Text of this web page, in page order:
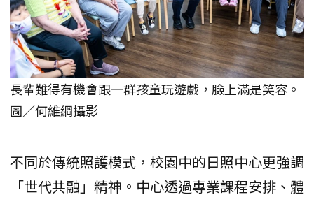
長輩難得有機會跟一群孩童玩遊戲，臉上滿是笑容。
圖／何維綱攝影
不同於傳統照護模式，校園中的日照中心更強調
「世代共融」精神。中心透過專業課程安排、體